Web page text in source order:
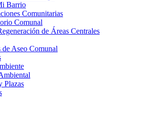
Barrio
Comunitarias
Comunal
de Áreas Centrales
de Aseo Comunal
Plazas